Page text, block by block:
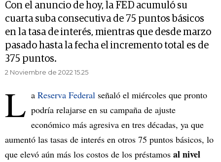
Con el anuncio de hoy, la FED acumuló su
cuarta suba consecutiva de 75 puntos básicos
en la tasa de interés, mientras que desde marzo
pasado hasta la fecha el incremento total es de
375 puntos.
2 Noviembre de 2022 15.25
L a Reserva Federal señaló el miércoles que pronto
podría relajarse en su campaña de ajuste
económico más agresiva en tres décadas, ya que
aumentó las tasas de interés en otros 75 puntos básicos, lo
que elevó aún más los costos de los préstamos al nivel